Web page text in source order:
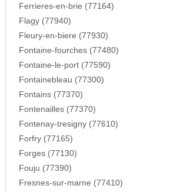
Ferrieres-en-brie (77164)
Flagy (77940)
Fleury-en-biere (77930)
Fontaine-fourches (77480)
Fontaine-le-port (77590)
Fontainebleau (77300)
Fontains (77370)
Fontenailles (77370)
Fontenay-tresigny (77610)
Forfry (77165)
Forges (77130)
Fouju (77390)
Fresnes-sur-marne (77410)